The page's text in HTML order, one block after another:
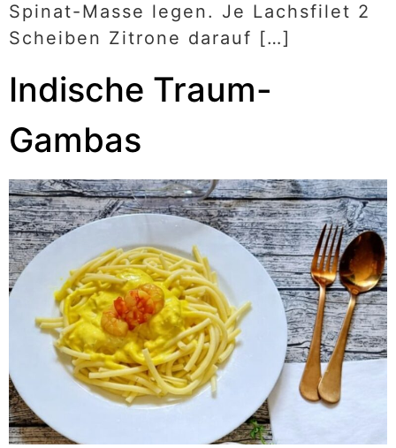
Spinat-Masse legen. Je Lachsfilet 2
Scheiben Zitrone darauf […]
Indische Traum-
Gambas